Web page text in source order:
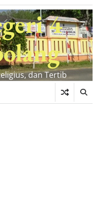
4
dan Tertib